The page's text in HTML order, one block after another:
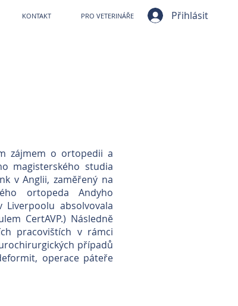
KONTAKT PRO VETERINÁŘE Přihlásit
zájmem o ortopedii a
magisterského studia
v Anglii, zaměřený na
ortopeda Andyho
Liverpoolu absolvovala
CertAVP.) Následně
pracovištích v rámci
případů
operace páteře